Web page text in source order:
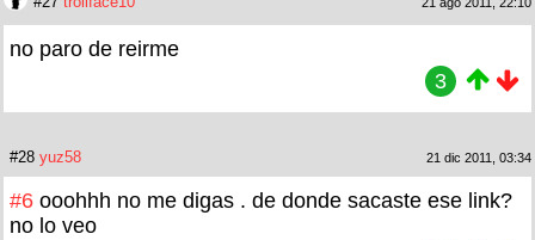
no paro de reirme
3
#28 yuz58 21 dic 2011, 03:34
#6 ooohhh no me digas . de donde sacaste ese link?
no lo veo